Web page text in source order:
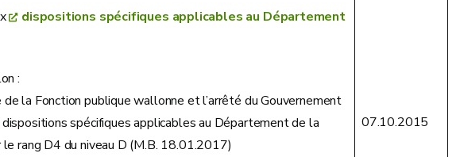
dispositions spécifiques applicables au Département
:
la Fonction publique wallonne et l’arrêté du Gouvernement
spécifiques applicables au Département de la
rang D4 du niveau D (M.B. 18.01.2017)
07.10.2015